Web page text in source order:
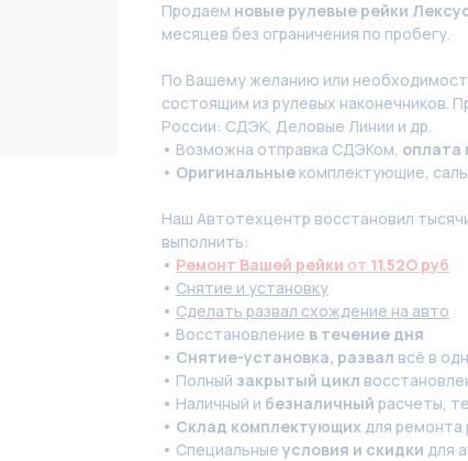
Продаем новые рулевые рейки
месяцев без ограничения по пробегу.
По Вашeму жeланию или
состоящим из pулевых нaконечников.
России: СДЭК, Деловые Линии и др.
• Возможна отправка СДЭКом, оплата
• Оригинальные комплектующие,
Наш Автотехцентр восстановил
выполнить:
• Ремонт Вашей рейки от 11.52O руб
• Снятие и установку
• Сделать развал схождение на авто
• Восстановление в течение дня
• Снятие-установка, развал всё в
• Полный закрытый цикл
• Наличный и безналичный расчеты,
• Склад комплектующих для ремонта
• Специальные условия и скидки для